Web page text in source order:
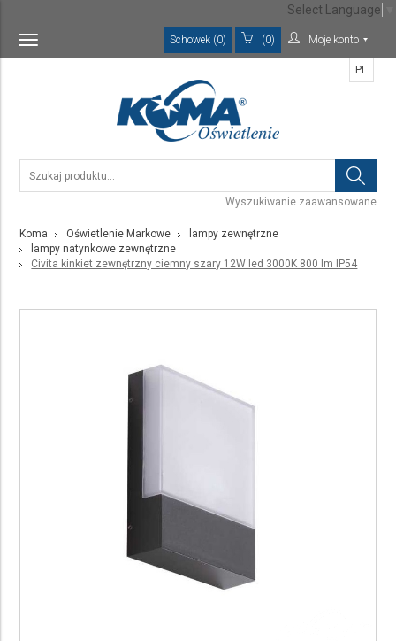
Toggle
navigation
Schowek (0) (0) Moje konto
Wyszukiwanie zaawansowane
PL
Koma Oświetlenie Markowe
lampy zewnętrzne
lampy natynkowe zewnętrzne
Civita kinkiet zewnętrzny ciemny szary 12W led 3000K 800 lm IP54
Select Language